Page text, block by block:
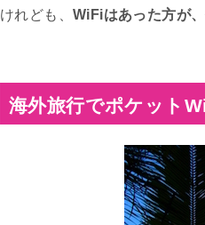
けれども、 WiFiはあった方が
海外旅行でポケット